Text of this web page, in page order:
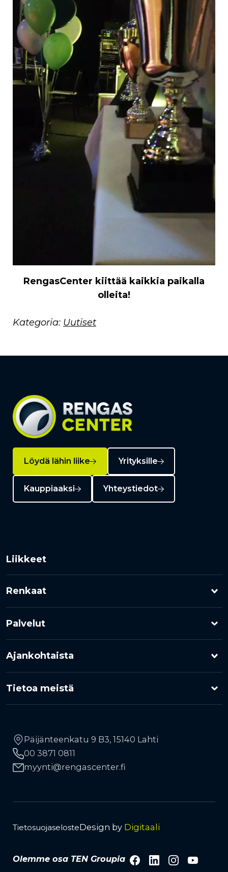
RengasCenter kiittää kaikkia paikalla
olleita!
Kategoria: Uutiset
Löydä lähin liike Yrityksille
Kauppiaaksi Yhteystiedot
Liikkeet
Renkaat
Henkilöauton renkaat
Kuorma-auton renkaat
Moottoripyörärenkaat
Työkonerenkaat
TPMS-rengaspaineanturit
Palvelut
Rengashotelli
Rengasrikko ja paikkaus
Liikkuva rengaspalvelu
Avainasiakkuus
Ajankohtaista
Kampanjat
Tietoa meistä
RengasCenter-ketju
Yhteystiedot
Kauppiaaksi
Päijänteenkatu 9 B3, 15140 Lahti
00 3871 0811
myynti
rengascenter.fi
TietosuojaselosteDesign by Digitaali
Olemme osa TEN Groupia Facebook
LinkedIn